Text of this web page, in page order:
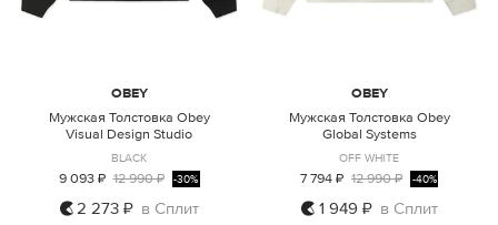
S M L XL XXL
OBEY
Мужская Толстовка Obey
Visual Design Studio
BLACK
9 093 ₽ 12 990 ₽ -30%
2 273 ₽ в Сплит S M L XL XXL
OBEY
Мужская Толстовка Obey
Global Systems
OFF WHITE
7 794 ₽ 12 990 ₽ -40%
1 949 ₽ в Сплит